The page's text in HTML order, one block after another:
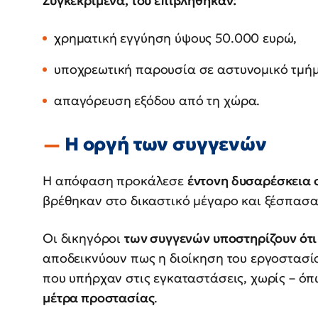
χρηματική εγγύηση ύψους 50.000 ευρώ,
υποχρεωτική παρουσία σε αστυνομικό
απαγόρευση εξόδου από τη χώρα.
Η οργή των συγγενών
Η απόφαση προκάλεσε έντονη δυσαρέσκεια
βρέθηκαν στο δικαστικό μέγαρο και
Οι δικηγόροι των συγγενών υποστηρίζουν
αποδεικνύουν πως η διοίκηση του
που υπήρχαν στις εγκαταστάσεις, χωρίς –
μέτρα προστασίας.